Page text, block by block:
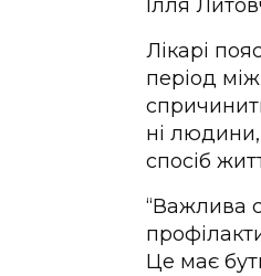
Ілля
Лікарі
період
ні
спосіб
“Важлива
Це має